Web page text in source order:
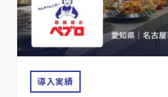
導入実績